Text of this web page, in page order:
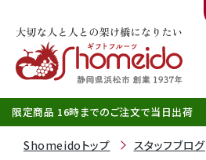
限定商品 16時までのご注文で当日出荷
Shomeidoトップ スタッフブログ